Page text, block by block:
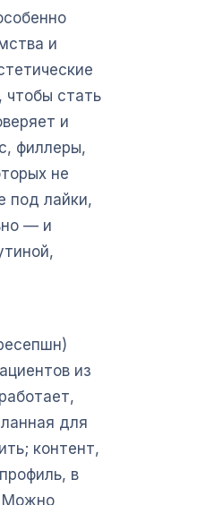
и
чтобы стать
и
филлеры,
не
под лайки,
— и
из
для
контент,
в
Можно